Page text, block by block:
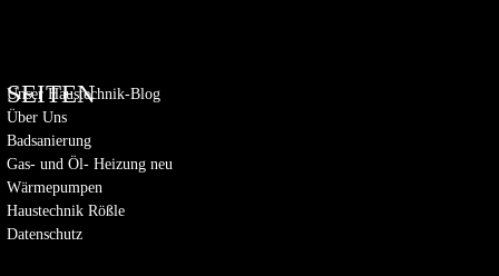
SEITEN
Unser Haustechnik-Blog
Über Uns
Badsanierung
Gas- und Öl- Heizung neu
Wärmepumpen
Haustechnik Rößle
Datenschutz